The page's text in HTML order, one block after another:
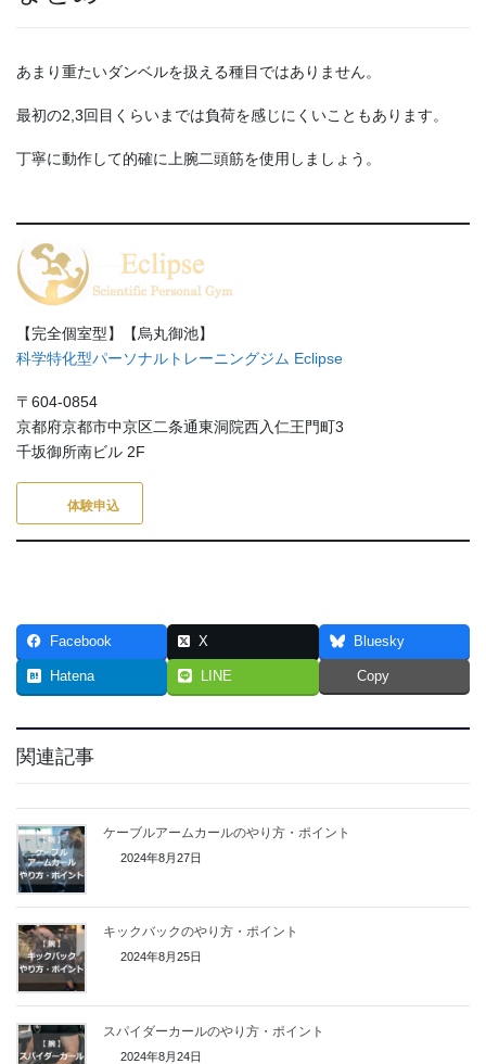
あまり重たいダンベルを扱える種目ではありません。
最初の2,3回目くらいまでは負荷を感じにくいこともあります。
丁寧に動作して的確に上腕二頭筋を使用しましょう。
【完全個室型】【烏丸御池】
科学特化型パーソナルトレーニングジム Eclipse
〒604-0854
京都府京都市中京区二条通東洞院西入仁王門町3
千坂御所南ビル 2F
体験申込
Facebook X Bluesky
Hatena LINE Copy
関連記事
ケーブルアームカールのやり方・ポイント
2024年8月27日
キックバックのやり方・ポイント
2024年8月25日
スパイダーカールのやり方・ポイント
2024年8月24日